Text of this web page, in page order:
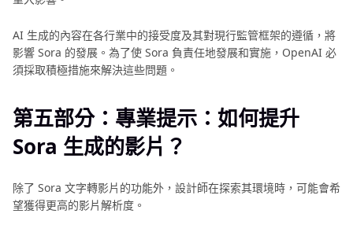
AI 生成的內容在各行業中的接受度及其對現行監管框架的遵循，將
影響 Sora 的發展。為了使 Sora 負責任地發展和實施，OpenAI 必
須採取積極措施來解決這些問題。
第五部分：專業提示：如何提升
Sora 生成的影片？
除了 Sora 文字轉影片的功能外，設計師在探索其環境時，可能會希
望獲得更高的影片解析度。